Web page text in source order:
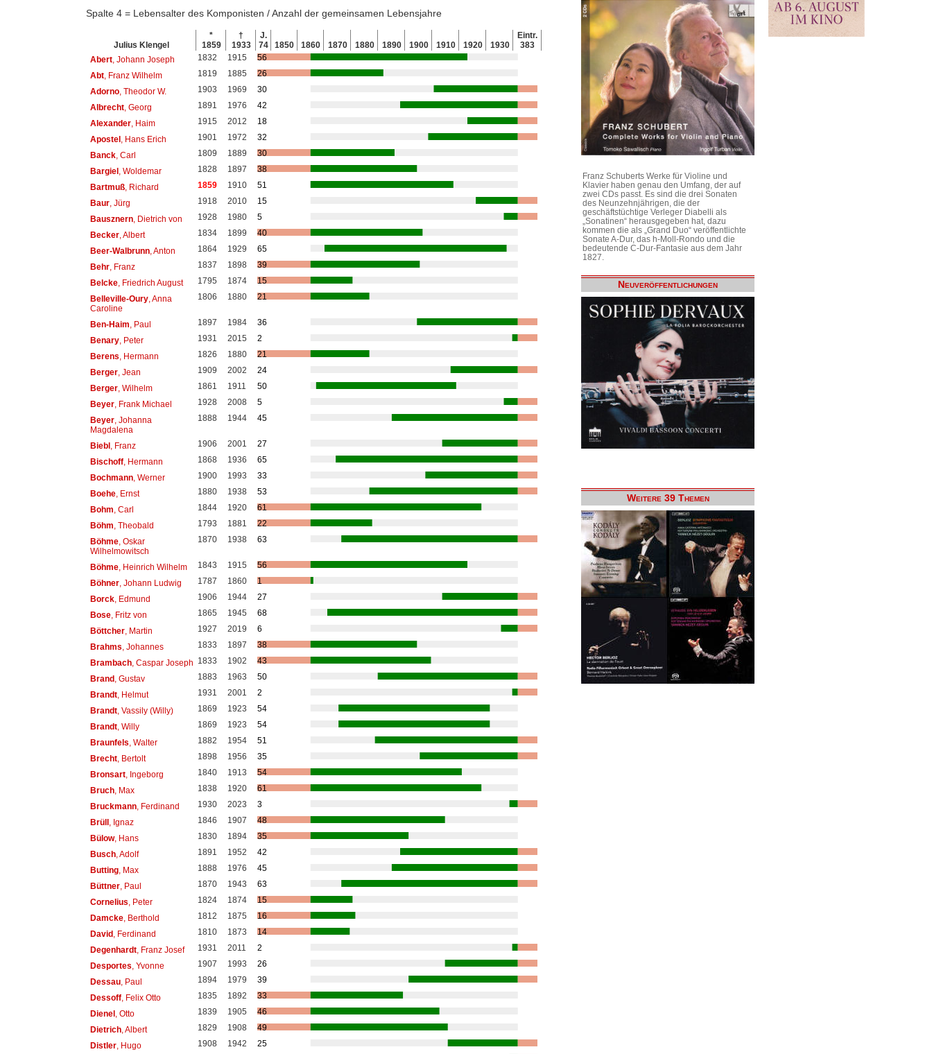
Spalte 4 = Lebensalter des Komponisten / Anzahl der gemeinsamen Lebensjahre
Julius Klengel
*
1859
†
1933
J.
74
1850 1860 1870 1880 1890 1900 1910 1920 1930
Eintr.
383
Abert, Johann Joseph 1832 1915
56
Abt, Franz Wilhelm 1819 1885
26
Adorno, Theodor W. 1903 1969
30
Albrecht, Georg 1891 1976
42
Alexander, Haim 1915 2012
18
Apostel, Hans Erich 1901 1972
32
Banck, Carl 1809 1889
30
Bargiel, Woldemar 1828 1897
38
Bartmuß, Richard 1859 1910
51
Baur, Jürg 1918 2010
15
Bausznern, Dietrich von 1928 1980
5
Becker, Albert 1834 1899
40
Beer-Walbrunn, Anton 1864 1929
65
Behr, Franz 1837 1898
39
Belcke, Friedrich August 1795 1874
15
Belleville-Oury, Anna
Caroline
1806 1880 21
Ben-Haim , Paul 1897 1984
36
Benary, Peter 1931 2015
2
Berens , Hermann 1826 1880
21
Berger, Jean 1909 2002
24
Berger, Wilhelm 1861 1911
50
Beyer, Frank Michael 1928 2008
5
Beyer, Johanna
Magdalena
1888 1944 45
Biebl, Franz 1906 2001
27
Bischoff, Hermann 1868 1936
65
Bochmann, Werner 1900 1993
33
Boehe, Ernst 1880 1938
53
Bohm , Carl 1844 1920
61
Böhm , Theobald 1793 1881
22
Böhme, Oskar
Wilhelmowitsch
1870 1938 63
Böhme, Heinrich Wilhelm 1843 1915
56
Böhner, Johann Ludwig 1787 1860
1
Borck, Edmund 1906 1944
27
Bose, Fritz von 1865 1945
68
Böttcher, Martin 1927 2019
6
Brahms , Johannes 1833 1897
38
Brambach, Caspar Joseph 1833 1902
43
Brand, Gustav 1883 1963
50
Brandt, Helmut 1931 2001
2
Brandt, Vassily (Willy) 1869 1923
54
Brandt, Willy 1869 1923
54
Braunfels , Walter 1882 1954
51
Brecht, Bertolt 1898 1956
35
Bronsart, Ingeborg 1840 1913
54
Bruch, Max 1838 1920
61
Bruckmann, Ferdinand 1930 2023
3
Brüll, Ignaz 1846 1907
48
Bülow, Hans 1830 1894
35
Busch, Adolf 1891 1952
42
Butting, Max 1888 1976
45
Büttner, Paul 1870 1943
63
Cornelius , Peter 1824 1874
15
Damcke, Berthold 1812 1875
16
David, Ferdinand 1810 1873
14
Degenhardt, Franz Josef 1931 2011
2
Desportes , Yvonne 1907 1993
26
Dessau, Paul 1894 1979
39
Dessoff, Felix Otto 1835 1892
33
Dienel, Otto 1839 1905
46
Dietrich, Albert 1829 1908
49
Distler, Hugo 1908 1942
25
Franz Schuberts Werke für Violine und
Klavier haben genau den Umfang, der auf
zwei CDs passt. Es sind die drei Sonaten
des Neunzehnjährigen, die der
geschäftstüchtige Verleger Diabelli als
„Sonatinen“ herausgegeben hat, dazu
kommen die als „Grand Duo“ veröffentlichte
Sonate A-Dur, das h-Moll-Rondo und die
bedeutende C-Dur-Fantasie aus dem Jahr
1827.
Neuveröffentlichungen
Weitere 39 Themen